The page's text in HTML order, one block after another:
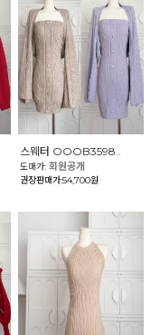
스웨터 OOOB3598..
도매가:회원공개
권장판매가:54,700원